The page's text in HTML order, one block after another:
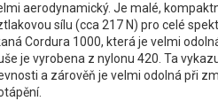
aerodynamický. Je malé,
sílu (cca 217 N) pro celé
Cordura 1000, která je velmi
je vyrobena z nylonu 420. Ta
a zárověň je velmi odolná při